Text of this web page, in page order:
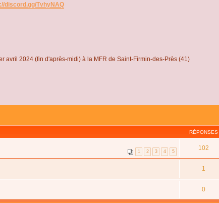
discord.gg/TvhyNAQ
avril 2024 (fin d'après-midi) à la MFR de Saint-Firmin-des-Près (41)
RÉPONSES
1 2 3 4 5 102
1
0